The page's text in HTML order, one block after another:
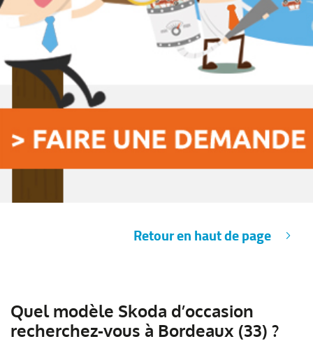
Retour en haut de page
Quel modèle Skoda d’occasion
recherchez-vous à Bordeaux (33) ?